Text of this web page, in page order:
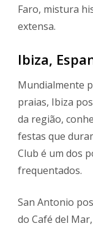
Faro, mistura
extensa.
Ibiza,
Mundialmente
praias, Ibiza
da região,
festas que
Club é um dos
frequentados.
San Antonio
do Café del